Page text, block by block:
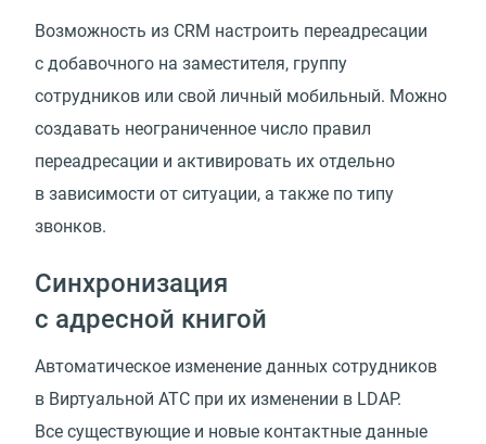
Возможность из CRM настроить переадресации
с добавочного на заместителя, группу
сотрудников или свой личный мобильный. Можно
создавать неограниченное число правил
переадресации и активировать их отдельно
в зависимости от ситуации, а также по типу
звонков.
Синхронизация
с адресной книгой
Автоматическое изменение данных сотрудников
в Виртуальной АТС при их изменении в LDAP.
Все существующие и новые контактные данные